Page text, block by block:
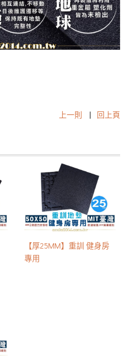
上一則 | 回上頁
【厚25MM】重訓 健身房
專用